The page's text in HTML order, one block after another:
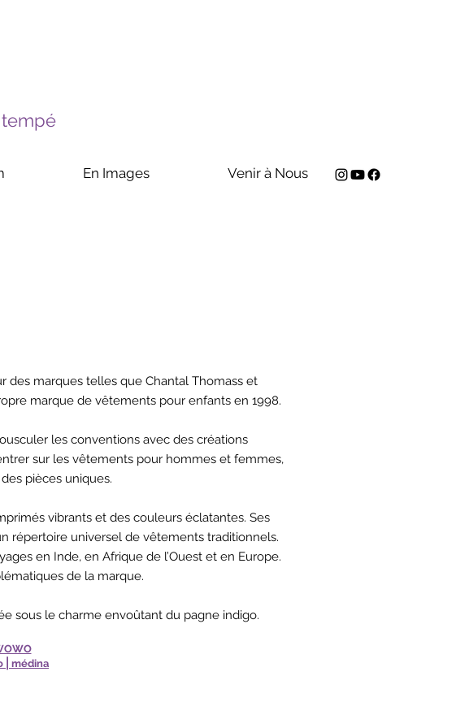
tempé
En Images Venir à Nous
des marques telles que Chantal Thomass et
marque de vêtements pour enfants en 1998.
les conventions avec des créations
sur les vêtements pour hommes et femmes,
pièces uniques.
vibrants et des couleurs éclatantes. Ses
répertoire universel de vêtements traditionnels.
en Inde, en Afrique de l’Ouest et en Europe.
de la marque.
sous le charme envoûtant du pagne indigo.